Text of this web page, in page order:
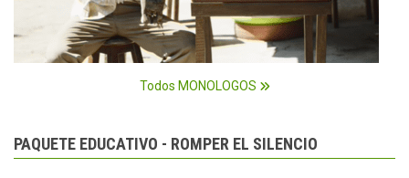
Todos MONOLOGOS
PAQUETE EDUCATIVO - ROMPER EL SILENCIO